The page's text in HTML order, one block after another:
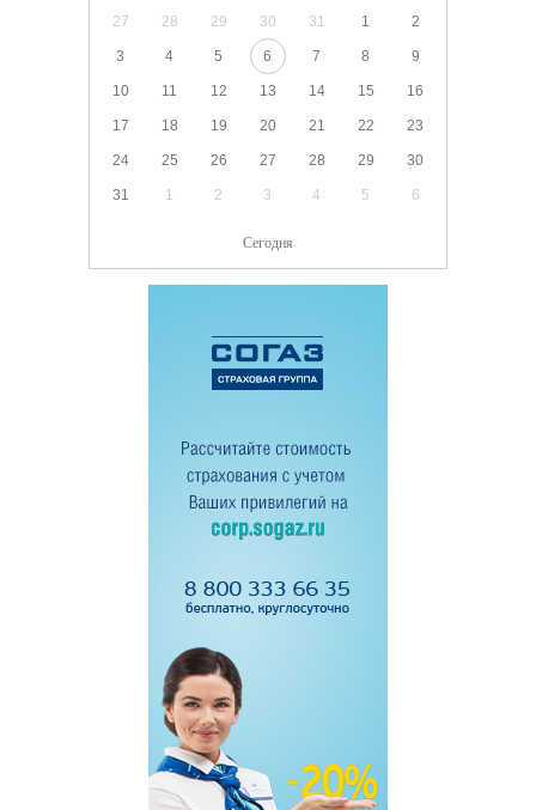
27 28 29 30 31 1 2
3 4 5 6 7 8 9
10 11 12 13 14 15 16
17 18 19 20 21 22 23
24 25 26 27 28 29 30
31 1 2 3 4 5 6
Сегодня